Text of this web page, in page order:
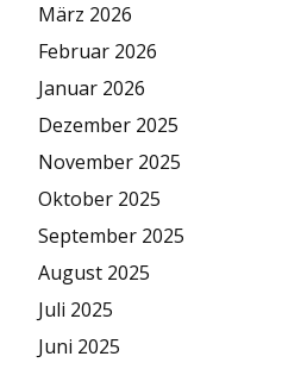
März 2026
Februar 2026
Januar 2026
Dezember 2025
November 2025
Oktober 2025
September 2025
August 2025
Juli 2025
Juni 2025